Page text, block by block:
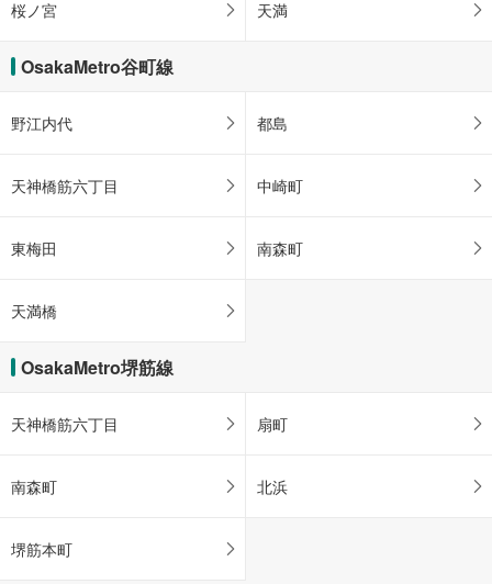
桜ノ宮 天満
OsakaMetro谷町線
野江内代 都島
天神橋筋六丁目 中崎町
東梅田 南森町
天満橋
OsakaMetro堺筋線
天神橋筋六丁目 扇町
南森町 北浜
堺筋本町